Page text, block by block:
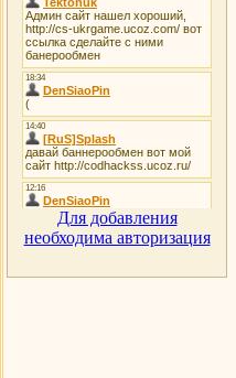
Для добавления
необходима авторизация